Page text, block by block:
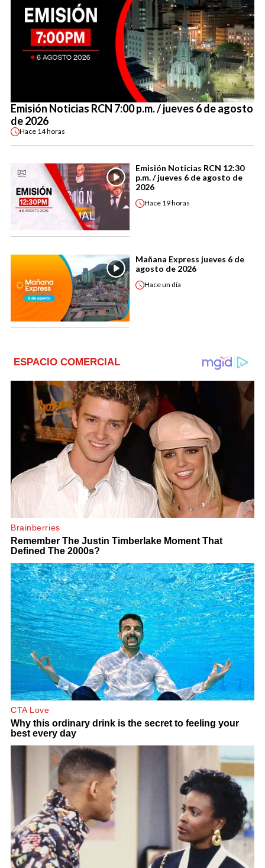
Emisión Noticias RCN 7:00 p.m. / jueves 6 de agosto
de 2026
Hace 14 horas
Emisión Noticias RCN 12:30
p.m. / jueves 6 de agosto de
2026
Hace 19 horas
Mañana Express jueves 6 de
agosto de 2026
Haceun día